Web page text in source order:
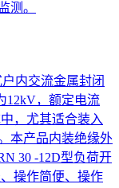
测。
内交流金属封闭
12kV，额定电流
，尤其适合装入
本产品内装绝缘外
30 -12D型负荷开
操作简便、操作